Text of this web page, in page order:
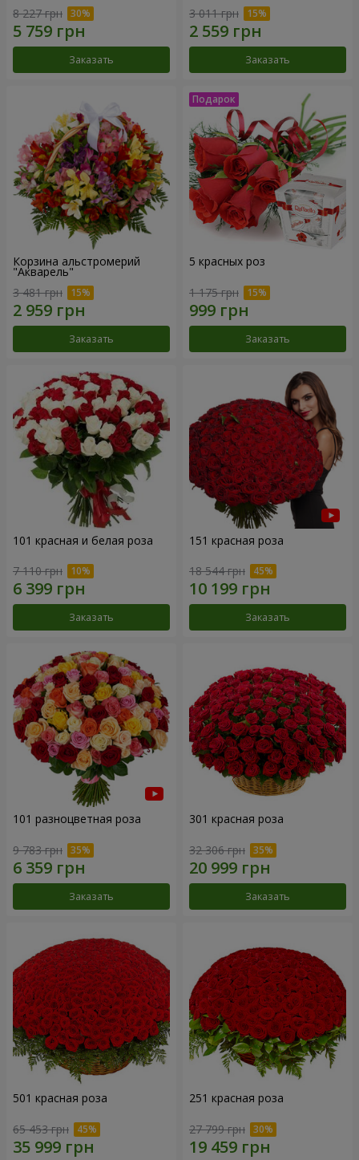
8 227 грн
Заказать
3 011 грн
Заказать
Корзина альстромерий
"Акварель"
3 481 грн
Заказать
5 красных роз
1 175 грн
Заказать
101 красная и белая роза
7 110 грн
Заказать
151 красная роза
18 544 грн
Заказать
101 разноцветная роза
9 783 грн
Заказать
301 красная роза
32 306 грн
Заказать
501 красная роза
65 453 грн
251 красная роза
27 799 грн